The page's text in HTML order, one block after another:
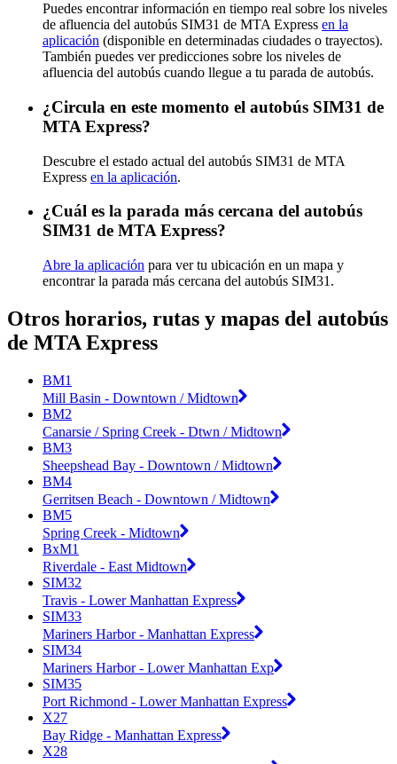
Puedes encontrar información en tiempo real sobre los niveles
de afluencia del autobús SIM31 de MTA Express en la
aplicación (disponible en determinadas ciudades o trayectos).
También puedes ver predicciones sobre los niveles de
afluencia del autobús cuando llegue a tu parada de autobús.
¿Circula en este momento el autobús SIM31 de
MTA Express?
Descubre el estado actual del autobús SIM31 de MTA
Express en la aplicación.
¿Cuál es la parada más cercana del autobús
SIM31 de MTA Express?
Abre la aplicación para ver tu ubicación en un mapa y
encontrar la parada más cercana del autobús SIM31.
Otros horarios, rutas y mapas del autobús
de MTA Express
BM1
Mill Basin - Downtown / Midtown
BM2
Canarsie / Spring Creek - Dtwn / Midtown
BM3
Sheepshead Bay - Downtown / Midtown
BM4
Gerritsen Beach - Downtown / Midtown
BM5
Spring Creek - Midtown
BxM1
Riverdale - East Midtown
SIM32
Travis - Lower Manhattan Express
SIM33
Mariners Harbor - Manhattan Express
SIM34
Mariners Harbor - Lower Manhattan Exp
SIM35
Port Richmond - Lower Manhattan Express
X27
Bay Ridge - Manhattan Express
X28